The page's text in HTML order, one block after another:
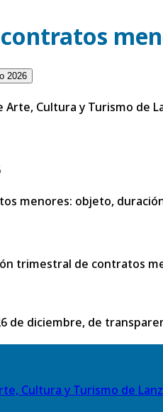
2026
Arte, Cultura y Turismo de
menores: objeto,
trimestral de contratos
de diciembre, de